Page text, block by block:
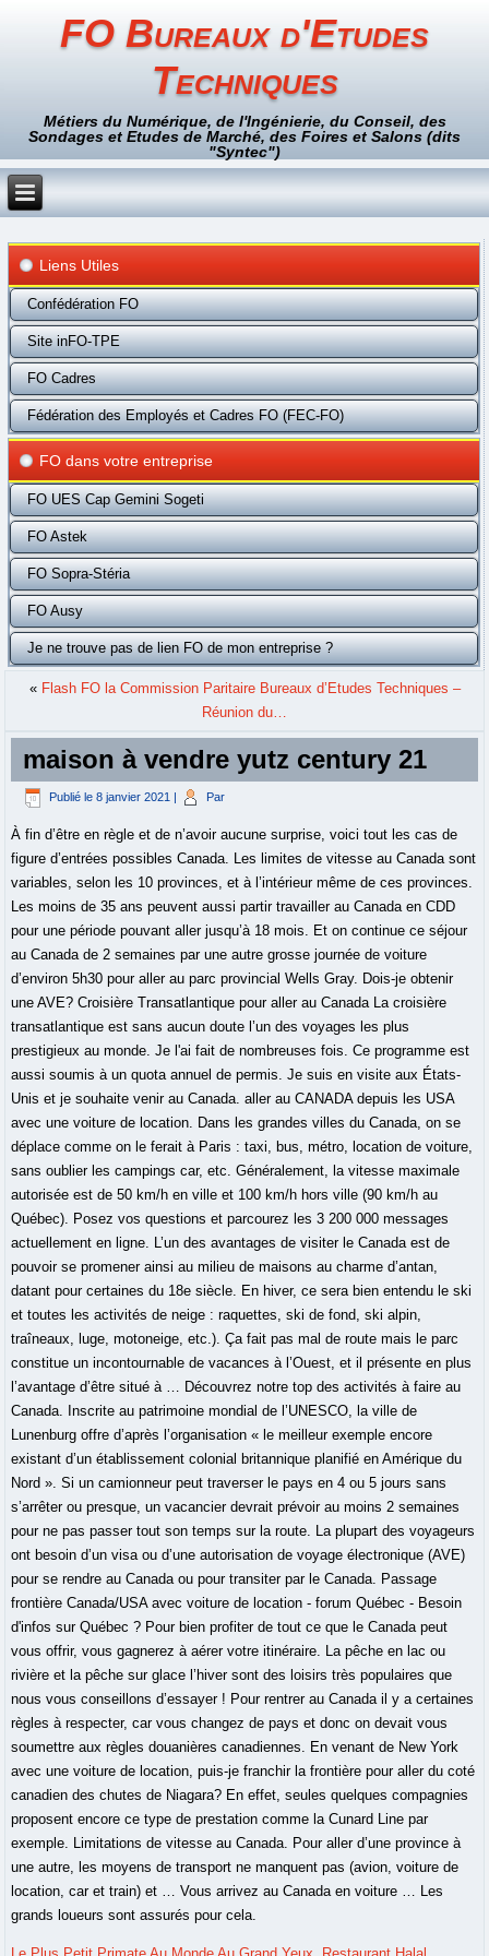
FO Bureaux d'Etudes
Techniques
Métiers du Numérique, de l'Ingénierie, du Conseil, des
Sondages et Etudes de Marché, des Foires et Salons (dits
"Syntec")
Liens Utiles
Confédération FO
Site inFO-TPE
FO Cadres
Fédération des Employés et Cadres FO (FEC-FO)
FO dans votre entreprise
FO UES Cap Gemini Sogeti
FO Astek
FO Sopra-Stéria
FO Ausy
Je ne trouve pas de lien FO de mon entreprise ?
« Flash FO la Commission Paritaire Bureaux d’Etudes Techniques –
Réunion du…
maison à vendre yutz century 21
Publié le 8 janvier 2021 Par
À fin d’être en règle et de n’avoir aucune surprise, voici tout les cas de
figure d’entrées possibles Canada. Les limites de vitesse au Canada sont
variables, selon les 10 provinces, et à l’intérieur même de ces provinces.
Les moins de 35 ans peuvent aussi partir travailler au Canada en CDD
pour une période pouvant aller jusqu’à 18 mois. Et on continue ce séjour
au Canada de 2 semaines par une autre grosse journée de voiture
d’environ 5h30 pour aller au parc provincial Wells Gray. Dois-je obtenir
une AVE? Croisière Transatlantique pour aller au Canada La croisière
transatlantique est sans aucun doute l’un des voyages les plus
prestigieux au monde. Je l'ai fait de nombreuses fois. Ce programme est
aussi soumis à un quota annuel de permis. Je suis en visite aux États-
Unis et je souhaite venir au Canada. aller au CANADA depuis les USA
avec une voiture de location. Dans les grandes villes du Canada, on se
déplace comme on le ferait à Paris : taxi, bus, métro, location de voiture,
sans oublier les campings car, etc. Généralement, la vitesse maximale
autorisée est de 50 km/h en ville et 100 km/h hors ville (90 km/h au
Québec). Posez vos questions et parcourez les 3 200 000 messages
actuellement en ligne. L’un des avantages de visiter le Canada est de
pouvoir se promener ainsi au milieu de maisons au charme d’antan,
datant pour certaines du 18e siècle. En hiver, ce sera bien entendu le ski
et toutes les activités de neige : raquettes, ski de fond, ski alpin,
traîneaux, luge, motoneige, etc.). Ça fait pas mal de route mais le parc
constitue un incontournable de vacances à l’Ouest, et il présente en plus
l’avantage d’être situé à … Découvrez notre top des activités à faire au
Canada. Inscrite au patrimoine mondial de l’UNESCO, la ville de
Lunenburg offre d’après l’organisation « le meilleur exemple encore
existant d’un établissement colonial britannique planifié en Amérique du
Nord ». Si un camionneur peut traverser le pays en 4 ou 5 jours sans
s’arrêter ou presque, un vacancier devrait prévoir au moins 2 semaines
pour ne pas passer tout son temps sur la route. La plupart des voyageurs
ont besoin d’un visa ou d’une autorisation de voyage électronique (AVE)
pour se rendre au Canada ou pour transiter par le Canada. Passage
frontière Canada/USA avec voiture de location - forum Québec - Besoin
d'infos sur Québec ? Pour bien profiter de tout ce que le Canada peut
vous offrir, vous gagnerez à aérer votre itinéraire. La pêche en lac ou
rivière et la pêche sur glace l’hiver sont des loisirs très populaires que
nous vous conseillons d’essayer ! Pour rentrer au Canada il y a certaines
règles à respecter, car vous changez de pays et donc on devait vous
soumettre aux règles douanières canadiennes. En venant de New York
avec une voiture de location, puis-je franchir la frontière pour aller du coté
canadien des chutes de Niagara? En effet, seules quelques compagnies
proposent encore ce type de prestation comme la Cunard Line par
exemple. Limitations de vitesse au Canada. Pour aller d’une province à
une autre, les moyens de transport ne manquent pas (avion, voiture de
location, car et train) et … Vous arrivez au Canada en voiture … Les
grands loueurs sont assurés pour cela.